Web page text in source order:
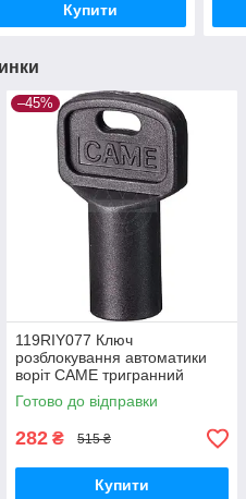
Купити
–45%
119RIY077 Ключ
розблокування автоматики
воріт CAME тригранний
Готово до відправки
282 ₴ 515 ₴
Купити